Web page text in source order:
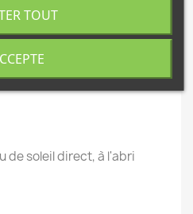
régions arides et semi-
de soleil direct, à l'abri
TOUT